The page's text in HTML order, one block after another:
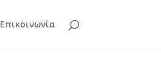
Επικοινωνία